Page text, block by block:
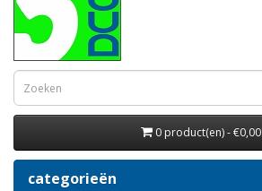
0 product(en) - €0,00
categorieën